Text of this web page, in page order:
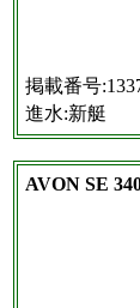
掲載番号
進水:新艇
AVON SE